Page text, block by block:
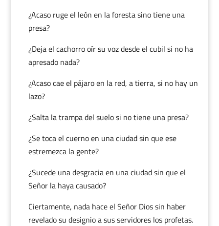
¿Acaso ruge el león en la foresta sino tiene una
presa?
¿Deja el cachorro oír su voz desde el cubil si no ha
apresado nada?
¿Acaso cae el pájaro en la red, a tierra, si no hay un
lazo?
¿Salta la trampa del suelo si no tiene una presa?
¿Se toca el cuerno en una ciudad sin que ese
estremezca la gente?
¿Sucede una desgracia en una ciudad sin que el
Señor la haya causado?
Ciertamente, nada hace el Señor Dios sin haber
revelado su designio a sus servidores los profetas.